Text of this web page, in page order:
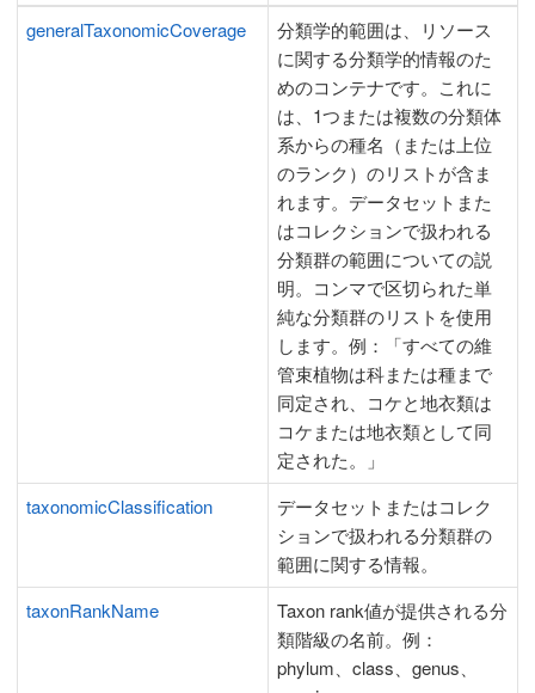
generalTaxonomicCoverage
分類学的範囲は、リソース
に関する分類学的情報のた
めのコンテナです。これに
は、1つまたは複数の分類体
系からの種名（または上位
のランク）のリストが含ま
れます。データセットまた
はコレクションで扱われる
分類群の範囲についての説
明。コンマで区切られた単
純な分類群のリストを使用
します。例：「すべての維
管束植物は科または種まで
同定され、コケと地衣類は
コケまたは地衣類として同
定された。」
taxonomicClassification
データセットまたはコレク
ションで扱われる分類群の
範囲に関する情報。
taxonRankName
Taxon rank値が提供される分
類階級の名前。例：
phylum、class、genus、